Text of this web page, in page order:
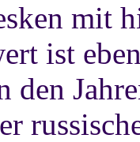
mit
ist
den